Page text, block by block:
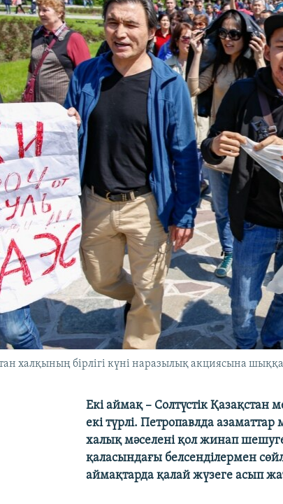
халқының бірлігі күні наразылық акциясына
Екі аймақ – Солтүстік
екі түрлі. Петропавлда
халық мәселені қол жинап
қаласындағы белсенділермен
аймақтарда қалай жүзеге асып